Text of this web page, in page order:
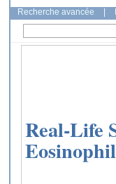
Recherche avancée
Real-Life